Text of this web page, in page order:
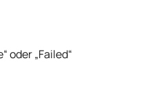
oder „Failed“